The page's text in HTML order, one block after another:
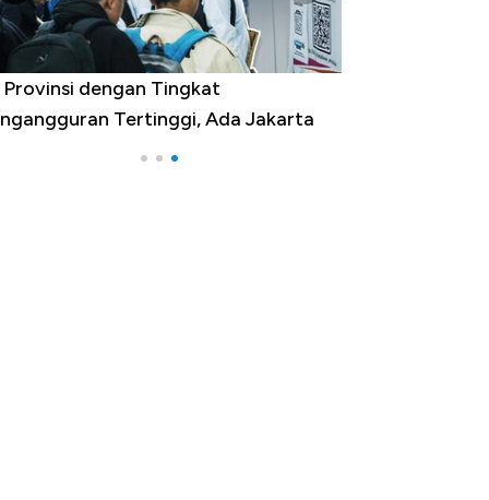
Provinsi dengan Tingkat
Tertinggi, Ada Jakarta